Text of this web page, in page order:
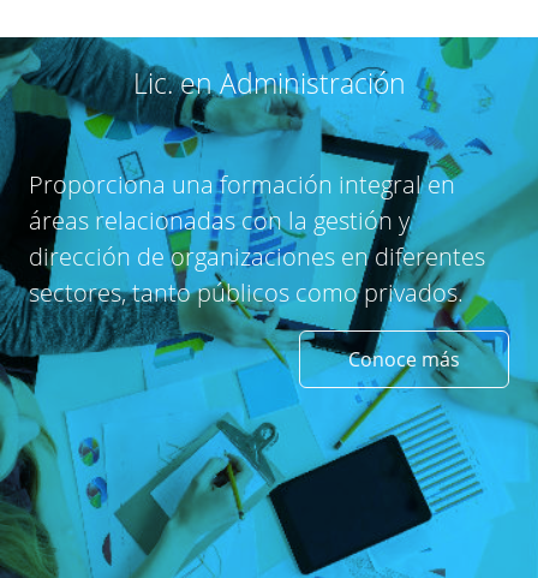
Lic. en Administración
Proporciona una formación integral en
áreas relacionadas con la gestión y
dirección de organizaciones en diferentes
sectores, tanto públicos como privados.
Conoce más